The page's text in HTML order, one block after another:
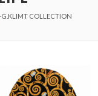
COLLECTION